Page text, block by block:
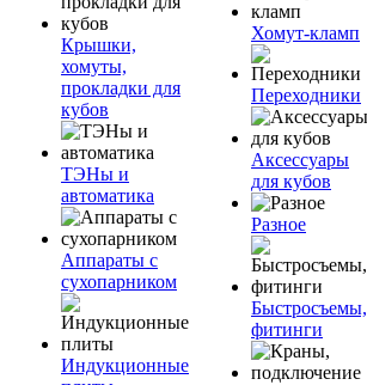
Крышки,
хомуты,
прокладки для
кубов
ТЭНы и
автоматика
Аппараты с
сухопарником
Индукционные
Хомут-кламп
Переходники
Аксессуары
для кубов
Разное
Быстросъемы,
фитинги